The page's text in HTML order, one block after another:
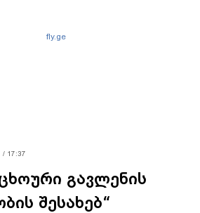
fly.ge
/ 17:37
გავლენის
შესახებ“